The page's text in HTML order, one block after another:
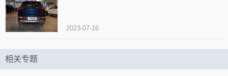
2023-07-16
相关专题